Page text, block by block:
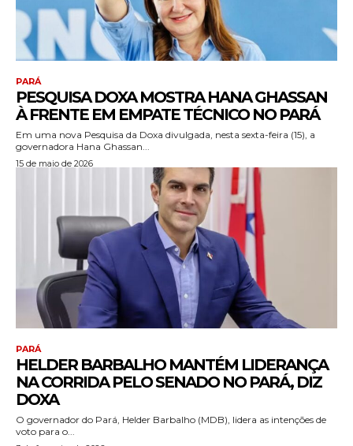
PARÁ
PESQUISA DOXA MOSTRA HANA GHASSAN
À FRENTE EM EMPATE TÉCNICO NO PARÁ
Em uma nova Pesquisa da Doxa divulgada, nesta sexta-feira (15), a
governadora Hana Ghassan...
15 de maio de 2026
PARÁ
HELDER BARBALHO MANTÉM LIDERANÇA
NA CORRIDA PELO SENADO NO PARÁ, DIZ
DOXA
O governador do Pará, Helder Barbalho (MDB), lidera as intenções de
voto para o...